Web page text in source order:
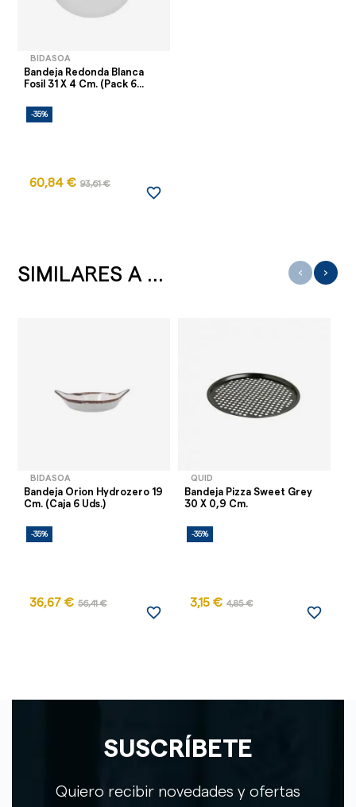
BIDASOA
Bandeja Redonda Blanca
Fosil 31 X 4 Cm. (Pack 6...
-35%
60,84 € 93,61 €
favorite_border
SIMILARES A ...
BIDASOA
Bandeja Orion Hydrozero 19
Cm. (Caja 6 Uds.)
-35%
36,67 € 56,41 €
favorite_border
QUID
Bandeja Pizza Sweet Grey
30 X 0,9 Cm.
-35%
3,15 € 4,85 €
favorite_border
‹ ›
SUSCRÍBETE
Quiero recibir novedades y ofertas